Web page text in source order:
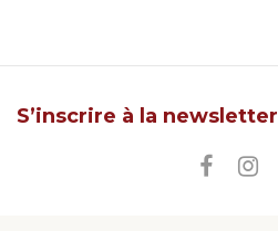
S’inscrire à la newsletter